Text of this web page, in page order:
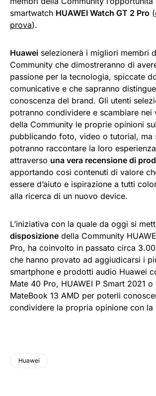
smartwatch HUAWEI Watch GT 2 Pro (
prova).
Huawei selezionerà i migliori membri
Community che dimostreranno di
passione per la tecnologia, spiccate
comunicative e che sapranno
conoscenza del brand. Gli utenti
potranno condividere e scambiare nei
della Community le proprie opinioni
pubblicando foto, video o tutorial, ma
potranno raccontare la loro esperienza
attraverso una vera recensione di
apportando così contenuti di valore
essere d’aiuto e ispirazione a tutti
alla ricerca di un nuovo device.
L’iniziativa con la quale da oggi si
disposizione della Community
Pro, ha coinvolto in passato circa
che hanno provato ad aggiudicarsi i
smartphone e prodotti audio Huawei
Mate 40 Pro, HUAWEI P Smart 2021 o
MateBook 13 AMD per poterli
condividere la propria opinione con la
Huawei